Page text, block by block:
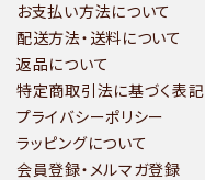
お支払い方法について
配送方法・送料について
返品について
特定商取引法に基づく表記
プライバシーポリシー
ラッピングについて
会員登録・メルマガ登録